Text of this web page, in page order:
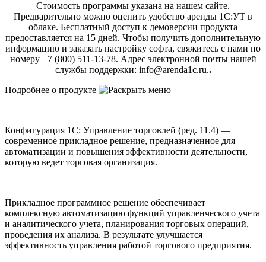
Стоимость программы указана на нашем сайте.
Предварительно можно оценить удобство аренды 1С:УТ в
облаке. Бесплатный доступ к демоверсии продукта
предоставляется на 15 дней. Чтобы получить дополнительную
информацию и заказать настройку софта, свяжитесь с нами по
номеру +7 (800) 511-13-78. Адрес электронной почты нашей
службы поддержки: info@arenda1c.ru..
Подробнее о продукте
Конфигурация 1С: Управление торговлей (ред. 11.4) —
современное прикладное решение, предназначенное для
автоматизации и повышения эффективности деятельности,
которую ведет торговая организация.
Прикладное программное решение обеспечивает
комплексную автоматизацию функций управленческого учета
и аналитического учета, планирования торговых операций,
проведения их анализа. В результате улучшается
эффективность управления работой торгового предприятия.